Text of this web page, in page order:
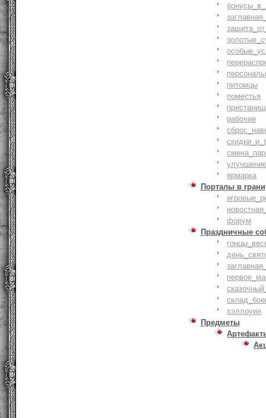
питомцы
поместья
рабочие
ярмарка
Порталы в грани
форум
Праздничные
хэллоуин
Предметы